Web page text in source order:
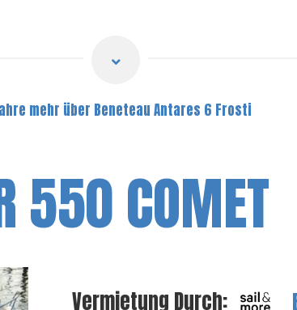
mehr über Beneteau Antares 6 Frosti
550 COMET
Vermietung Durch: